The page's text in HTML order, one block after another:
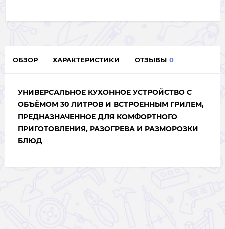
ОБЗОР ХАРАКТЕРИСТИКИ ОТЗЫВЫ 0
УНИВЕРСАЛЬНОЕ КУХОННОЕ УСТРОЙСТВО С
ОБЪЁМОМ 30 ЛИТРОВ И ВСТРОЕННЫМ ГРИЛЕМ,
ПРЕДНАЗНАЧЕННОЕ ДЛЯ КОМФОРТНОГО
ПРИГОТОВЛЕНИЯ, РАЗОГРЕВА И РАЗМОРОЗКИ
БЛЮД